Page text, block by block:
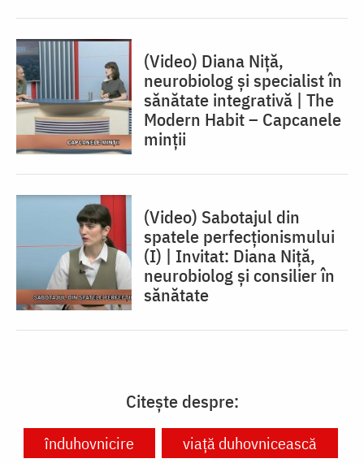
(Video) Diana Niță,
neurobiolog și specialist în
sănătate integrativă | The
Modern Habit – Capcanele
minții
(Video) Sabotajul din
spatele perfecționismului
(I) | Invitat: Diana Niță,
neurobiolog și consilier în
sănătate
Citește despre:
înduhovnicire viață duhovnicească